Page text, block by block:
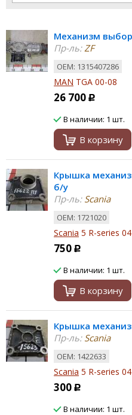
Механизм
Пр-ль:ZF
ОЕМ: 1315407286
MAN TGA 00-08
26 700 Р
В наличии: 1 шт.
В корзину
Крышка
б/у
Пр-ль:Scania
ОЕМ: 1721020
Scania 5 R-series
750 Р
В наличии: 1 шт.
В корзину
Крышка
Пр-ль:Scania
ОЕМ: 1422633
Scania 5 R-series
300 Р
В наличии: 1 шт.